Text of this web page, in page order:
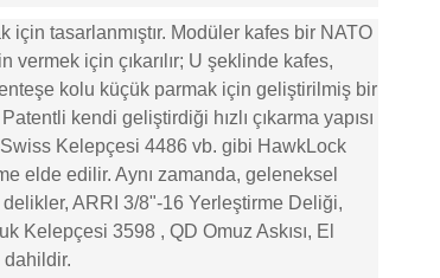
tasarlanmıştır. Modüler kafes bir NATO
için çıkarılır; U şeklinde kafes,
kolu küçük parmak için geliştirilmiş bir
kendi geliştirdiği hızlı çıkarma yapısı
Kelepçesi 4486 vb. gibi HawkLock
elde edilir. Aynı zamanda, geleneksel
ARRI 3/8"-16 Yerleştirme Deliği,
Kelepçesi 3598 , QD Omuz Askısı, El